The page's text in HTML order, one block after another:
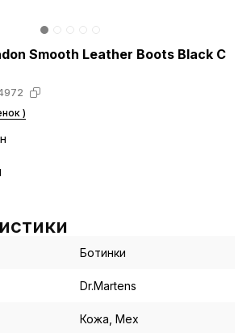
Smooth Leather Boots Black С
)
Ботинки
Dr.Martens
Кожа, Мех